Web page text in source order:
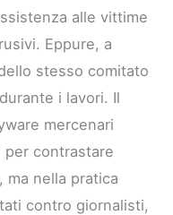
alle vittime
Eppure, a
stesso comitato
i lavori. Il
mercenari
contrastare
ma nella pratica
contro giornalisti,